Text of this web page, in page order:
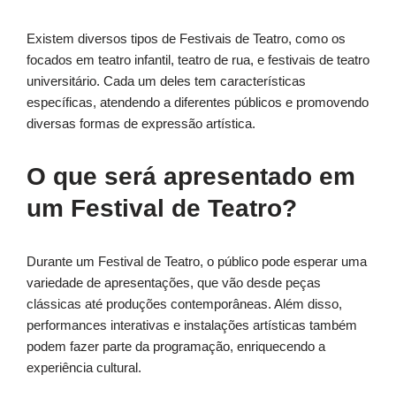
Existem diversos tipos de Festivais de Teatro, como os
focados em teatro infantil, teatro de rua, e festivais de teatro
universitário. Cada um deles tem características
específicas, atendendo a diferentes públicos e promovendo
diversas formas de expressão artística.
O que será apresentado em
um Festival de Teatro?
Durante um Festival de Teatro, o público pode esperar uma
variedade de apresentações, que vão desde peças
clássicas até produções contemporâneas. Além disso,
performances interativas e instalações artísticas também
podem fazer parte da programação, enriquecendo a
experiência cultural.